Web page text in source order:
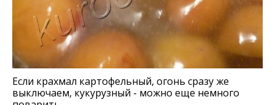
Если крахмал картофельный, огонь сразу же
выключаем, кукурузный - можно еще немного